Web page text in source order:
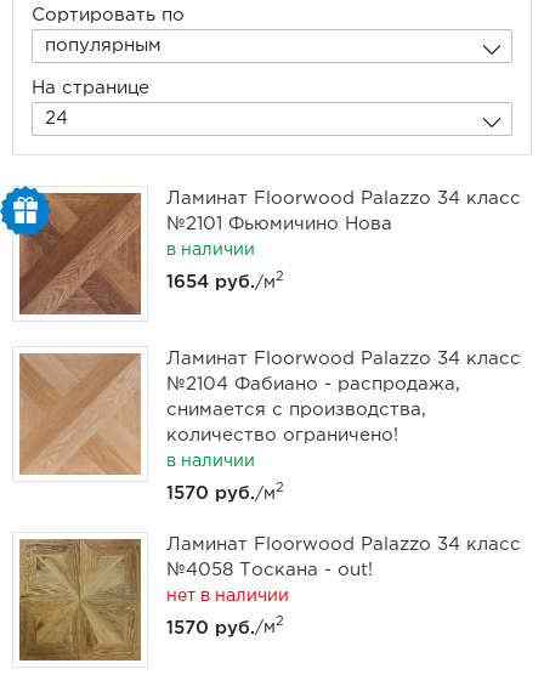
Сортировать по
популярным
На странице
24
Ламинат Floorwood Palazzo 34 класс
№2101 Фьюмичино Нова
в наличии
1654 руб./м2
Ламинат Floorwood Palazzo 34 класс
№2104 Фабиано - распродажа,
снимается с производства,
количество ограничено!
в наличии
1570 руб./м2
Ламинат Floorwood Palazzo 34 класс
№4058 Тоскана - out!
нет в наличии
1570 руб. /м 2